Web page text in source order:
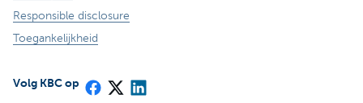
Responsible disclosure
Toegankelijkheid
Volg KBC op